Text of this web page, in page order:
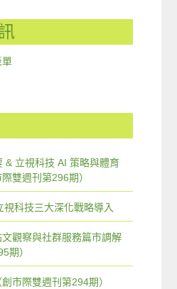
單
& 立視科技 AI 策略與體育
雙週刊第296期）
科技三大深化戰略導入
觀察與社群服務篇市調解
期）
市際雙週刊第294期）